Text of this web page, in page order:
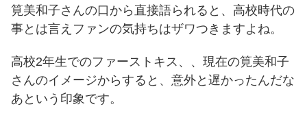
筧美和子さんの口から直接語られると、高校時代の
事とは言えファンの気持ちはザワつきますよね。
高校2年生でのファーストキス、、現在の筧美和子
さんのイメージからすると、意外と遅かったんだな
あという印象です。